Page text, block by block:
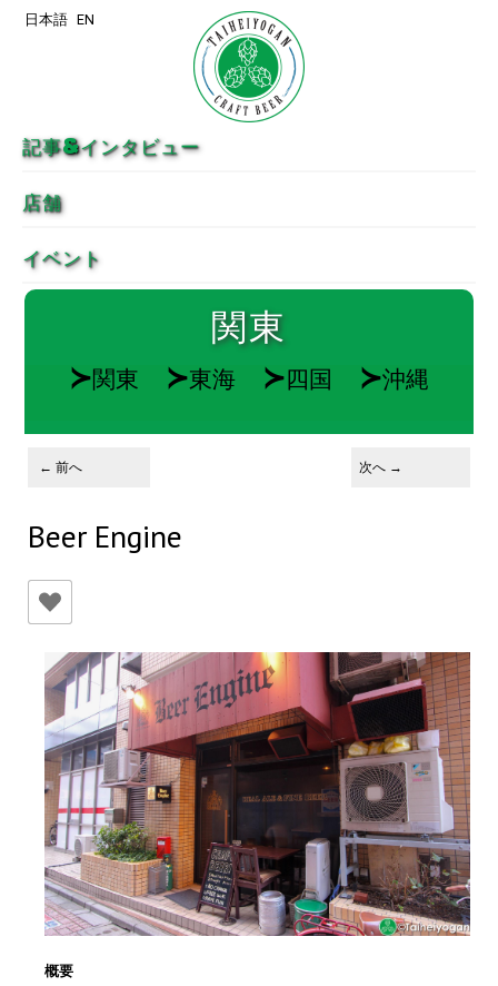
記事&インタビュー
店舗
イベント
日本語 EN
関東
≻関東 ≻東海 ≻四国 ≻沖縄
投稿ナビゲーション
← 前へ 次へ →
Beer Engine
概要